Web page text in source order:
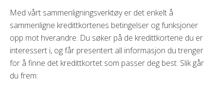
Med vårt sammenligningsverktøy er det enkelt å
sammenligne kredittkortenes betingelser og funksjoner
opp mot hverandre. Du søker på de kredittkortene du er
interessert i, og får presentert all informasjon du trenger
for å finne det kredittkortet som passer deg best. Slik går
du frem: